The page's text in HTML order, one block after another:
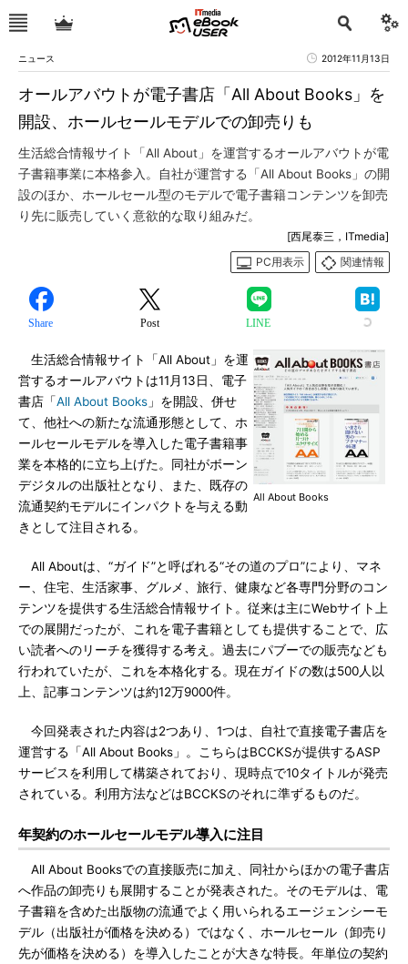
ニュース 2012年11月13日
オールアバウトが電子書店「All About Books」を
開設、ホールセールモデルでの卸売りも
生活総合情報サイト「All About」を運営するオールアバウトが電
子書籍事業に本格参入。自社が運営する「All About Books」の開
設のほか、ホールセール型のモデルで電子書籍コンテンツを卸売
り先に販売していく意欲的な取り組みだ。
[西尾泰三，ITmedia]
PC用表示
関連情報
Share Post LINE
All About Books
生活総合情報サイト「All About」を運
営するオールアバウトは11月13日、電子
書店「All About Books 」を開設、併せ
て、他社への新たな流通形態として、ホ
ールセールモデルを導入した電子書籍事
業を本格的に立ち上げた。同社がボーン
デジタルの出版社となり、また、既存の
流通契約モデルにインパクトを与える動
きとして注目される。
All Aboutは、“ガイド”と呼ばれる“その道のプロ”により、マネ
ー、住宅、生活家事、グルメ、旅行、健康など各専門分野のコン
テンツを提供する生活総合情報サイト。従来は主にWebサイト上
での展開だったが、これを電子書籍としても提供することで、広
い読者へのリーチを獲得する考え。過去にパブーでの販売なども
行われていたが、これを本格化する。現在ガイドの数は500人以
上、記事コンテンツは約12万9000件。
今回発表された内容は2つあり、1つは、自社で直接電子書店を
運営する「All About Books」。こちらはBCCKSが提供するASP
サービスを利用して構築されており、現時点で10タイトルが発売
されている。利用方法などはBCCKSのそれに準ずるものだ。
年契約のホールセールモデル導入に注目
All About Booksでの直接販売に加え、同社からほかの電子書店
へ作品の卸売りも展開することが発表された。そのモデルは、電
子書籍を含めた出版物の流通でよく用いられるエージェンシーモ
デル（出版社が価格を決める）ではなく、ホールセール（卸売り
先が価格を決める）を導入したことが大きな特長。年単位の契約